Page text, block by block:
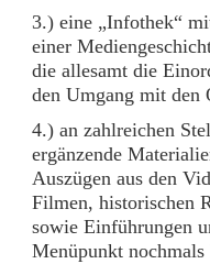
3.) eine „Infothek“
einer
die allesamt die
den Umgang mit den
4.) an zahlreichen
ergänzende
Auszügen aus den
Filmen, historischen
sowie Einführungen
Menüpunkt